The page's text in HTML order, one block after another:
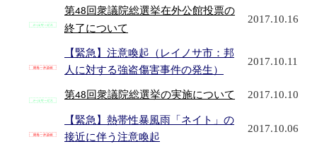
第48 回衆議院総選挙在外公館投票の
終了について
2017.10.16
【緊急】注意喚起（レイノサ市：邦
人に対する強盗傷害事件の発生）
2017.10.11
第48 回衆議院総選挙の実施について 2017.10.10
【緊急】熱帯性暴風雨「ネイト」の
接近に伴う注意喚起
2017.10.06